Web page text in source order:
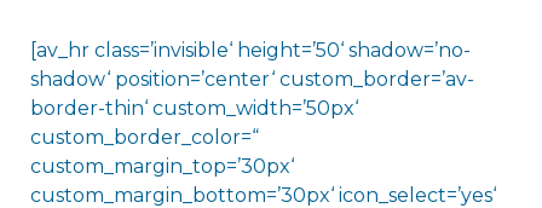
[av_hr class=’invisible‘ height=’50‘ shadow=’no-
shadow‘ position=’center‘ custom_border=’av-
border-thin‘ custom_width=’50px‘
custom_border_color=“
custom_margin_top=’30px‘
custom_margin_bottom=’30px‘ icon_select=’yes‘